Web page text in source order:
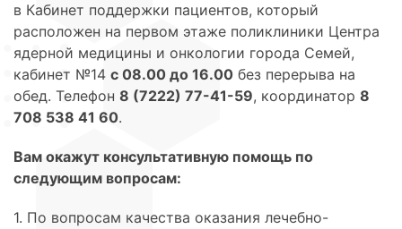
в Кабинет поддержки пациентов, который
расположен на первом этаже поликлиники Центра
ядерной медицины и онкологии города Семей,
кабинет №14 с 08.00 до 16.00 без перерыва на
обед. Телефон 8 (7222) 77-41-59, координатор 8
708 538 41 60.
Вам окажут консультативную помощь по
следующим вопросам:
1. По вопросам качества оказания лечебно-